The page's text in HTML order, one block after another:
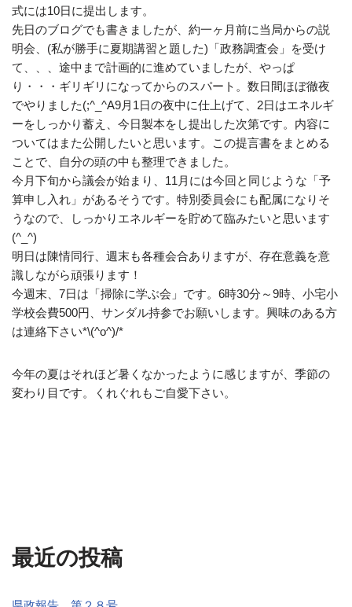
式には10日に提出します。
先日のブログでも書きましたが、約一ヶ月前に当局からの説
明会、(私が勝手に夏期講習と題した)「政務調査会」を受け
て、、、途中まで計画的に進めていましたが、やっぱ
り・・・ギリギリになってからのスパート。数日間ほぼ徹夜
でやりました(;^_^A9月1日の夜中に仕上げて、2日はエネルギ
ーをしっかり蓄え、今日製本をし提出した次第です。内容に
ついてはまた公開したいと思います。この提言書をまとめる
ことで、自分の頭の中も整理できました。
今月下旬から議会が始まり、11月には今回と同じような「予
算申し入れ」があるそうです。特別委員会にも配属になりそ
うなので、しっかりエネルギーを貯めて臨みたいと思います
(^_^)
明日は陳情同行、週末も各種会合ありますが、存在意義を意
識しながら頑張ります！
今週末、7日は「掃除に学ぶ会」です。6時30分～9時、小宅小
学校会費500円、サンダル持参でお願いします。興味のある方
は連絡下さい*\(^o^)/*
今年の夏はそれほど暑くなかったように感じますが、季節の
変わり目です。くれぐれもご自愛下さい。
最近の投稿